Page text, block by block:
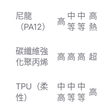
尼龍
（PA12）
高
中
等
中
等
碳纖維強
化聚丙烯
高 高 高
TPU（柔
性）
中
高
中
等
中
等